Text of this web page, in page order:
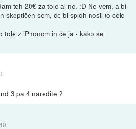
teh 20€ za tole al ne. :D Ne vem, a bi
skeptičen sem, če bi sploh nosil to cele
tole z iPhonom in če ja - kako se
3 pa 4 naredite ?